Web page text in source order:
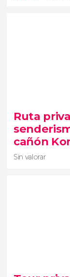
1 opinión
ruta de
Archa
Ruta
cañón
Sin valorar